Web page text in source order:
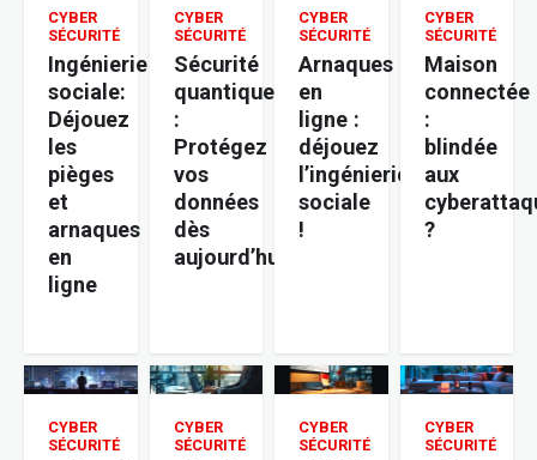
CYBER
SÉCURITÉ
Ingénierie
sociale:
Déjouez
les
pièges
et
arnaques
en
ligne
CYBER
SÉCURITÉ
Sécurité
quantique
:
Protégez
vos
données
dès
aujourd’hui
CYBER
SÉCURITÉ
Arnaques
en
ligne :
déjouez
l’ingénierie
sociale
!
CYBER
SÉCURITÉ
Maison
connectée
:
blindée
aux
?
CYBER
SÉCURITÉ
CYBER
SÉCURITÉ
CYBER
SÉCURITÉ
CYBER
SÉCURITÉ